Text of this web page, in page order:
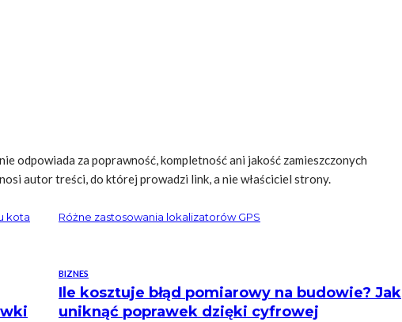
odpowiada za poprawność, kompletność ani jakość zamieszczonych
autor treści, do której prowadzi link, a nie właściciel strony.
kota Różne zastosowania lokalizatorów GPS
BIZNES
Ile kosztuje błąd pomiarowy na budowie? Jak
uniknąć poprawek dzięki cyfrowej